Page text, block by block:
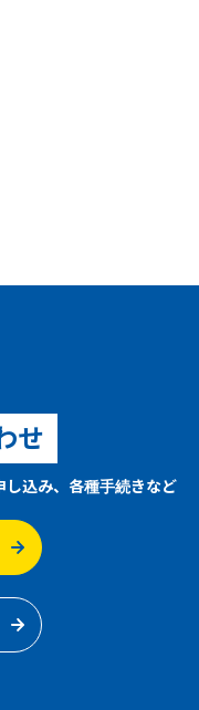
せ
込み、各種手続きなど